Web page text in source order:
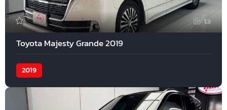
13
Toyota Majesty Grande 2019
2019